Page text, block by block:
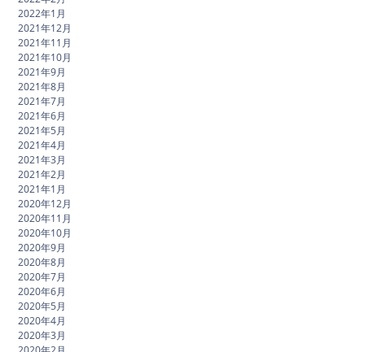
2022年1月
2021年12月
2021年11月
2021年10月
2021年9月
2021年8月
2021年7月
2021年6月
2021年5月
2021年4月
2021年3月
2021年2月
2021年1月
2020年12月
2020年11月
2020年10月
2020年9月
2020年8月
2020年7月
2020年6月
2020年5月
2020年4月
2020年3月